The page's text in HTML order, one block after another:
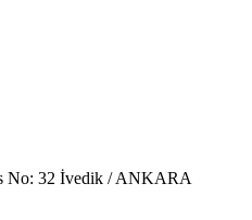
No: 32 İvedik / ANKARA